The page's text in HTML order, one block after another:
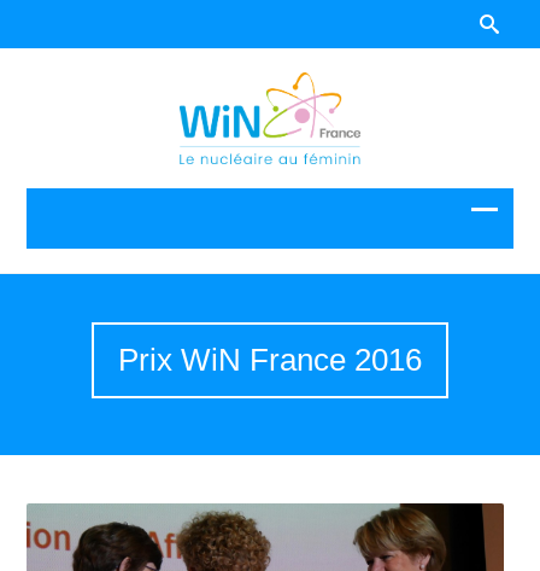
Prix WiN France 2016